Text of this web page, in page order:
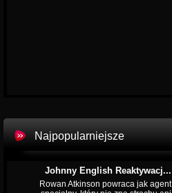
Najpopularniejsze
Johnny English Reaktywacj...
Rowan Atkinson powraca jak agent